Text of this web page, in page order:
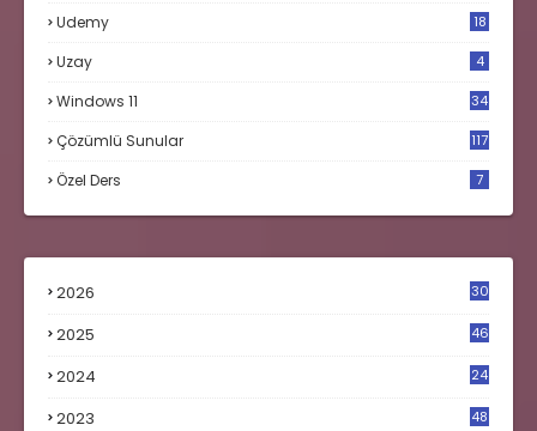
Udemy 18
Uzay 4
Windows 11 34
Çözümlü Sunular 117
Özel Ders 7
2026 30
2025 46
2024 24
2023
48